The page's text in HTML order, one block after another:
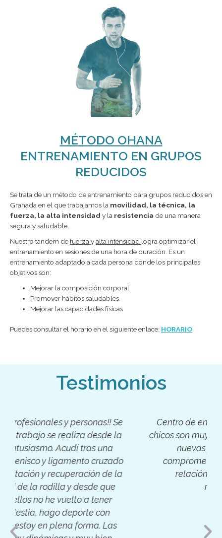
MÉTODO OHANA
ENTRENAMIENTO EN GRUPOS
REDUCIDOS
Se trata de un método de entrenamiento para grupos reducidos en
Granada en el que trabajamos la movilidad, la técnica, la
fuerza, la alta intensidad y la resistencia de una manera
segura y saludable.
Nuestro tándem defuerza yalta intensidad logra optimizar el
entrenamiento en sesiones de una hora de duración. Es un
entrenamiento adaptado a cada persona donde los principales
objetivos son:
Mejorar la composición corporal
Promover hábitos saludables.
Mejorar las capacidades físicas
Puedes consultar el horario en el siguiente enlace: HORARIO
Testimonios
Centro de entrenamiento divertido y los
chicos son muy profesionales. Instalaciones
nuevas y modernas. Personal
comprometido y amable. Fantástica
relación calidad-precio. Súper
recomendable.